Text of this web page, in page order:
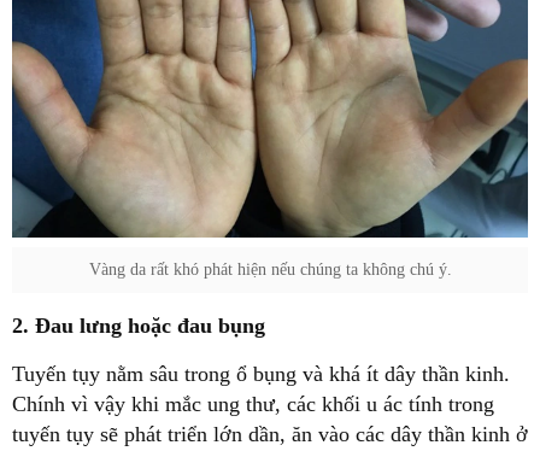
Vàng da rất khó phát hiện nếu chúng ta không chú ý.
2. Đau lưng hoặc đau bụng
Tuyến tụy nằm sâu trong ổ bụng và khá ít dây thần kinh.
Chính vì vậy khi mắc ung thư, các khối u ác tính trong
tuyến tụy sẽ phát triển lớn dần, ăn vào các dây thần kinh ở